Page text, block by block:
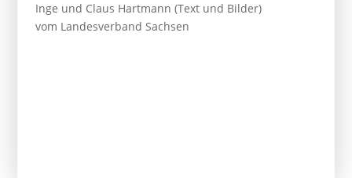
Inge und Claus Hartmann (Text und Bilder)
vom Landesverband Sachsen